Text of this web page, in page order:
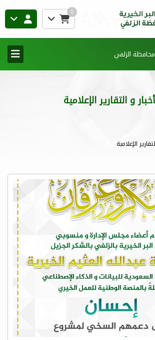
0
الزلفي
و التقارير الإعلامية
الإعلامية